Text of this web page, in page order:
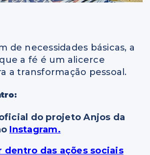
de necessidades básicas, a
a fé é um alicerce
a transformação pessoal.
do projeto Anjos da
Instagram.
dentro das ações sociais